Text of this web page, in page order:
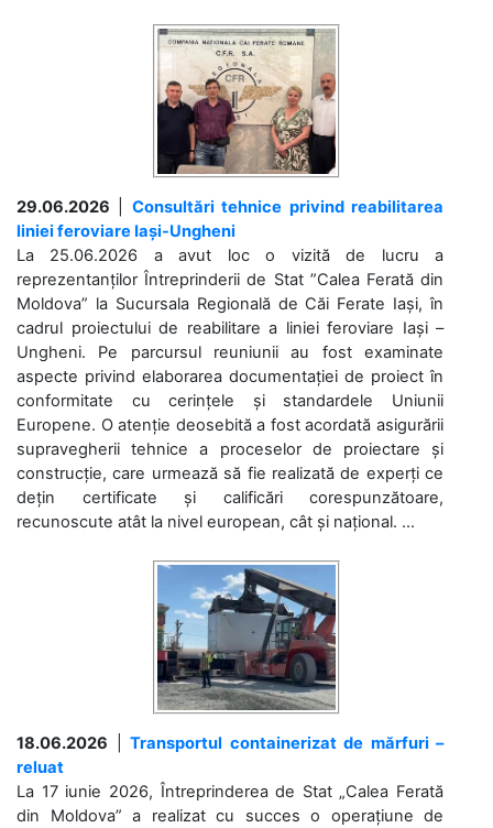
29.06.2026
Consultări tehnice privind reabilitarea
liniei feroviare Iași-Ungheni
La 25.06.2026 a avut loc o vizită de lucru a
reprezentanților Întreprinderii de Stat ”Calea Ferată din
Moldova” la Sucursala Regională de Căi Ferate Iași, în
cadrul proiectului de reabilitare a liniei feroviare Iași –
Ungheni. Pe parcursul reuniunii au fost examinate
aspecte privind elaborarea documentației de proiect în
conformitate cu cerințele și standardele Uniunii
Europene. O atenție deosebită a fost acordată asigurării
supravegherii tehnice a proceselor de proiectare și
construcție, care urmează să fie realizată de experți ce
dețin certificate și calificări corespunzătoare,
recunoscute atât la nivel european, cât și național. ...
18.06.2026
Transportul containerizat de mărfuri –
reluat
La 17 iunie 2026, Întreprinderea de Stat „Calea Ferată
din Moldova” a realizat cu succes o operațiune de